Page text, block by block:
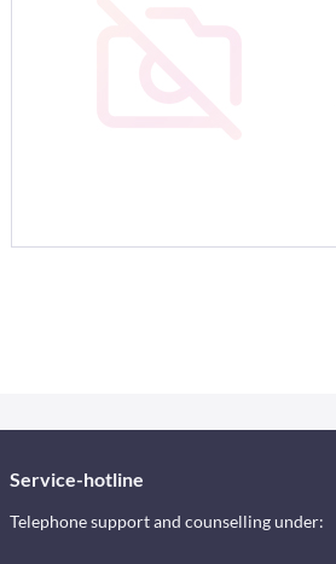
Service-hotline
Telephone support and counselling under: